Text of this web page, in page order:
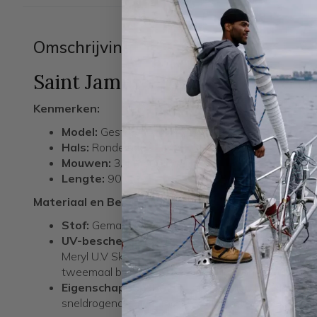
Omschrijving
Saint James Propriano
Kenmerken:
Model: Gestreepte jurk
Hals: Ronde hals
Mouwen: 3/4 mouwen
Lengte: 90 cm
Materiaal en Bescherming:
Stof: Gemaakt van 91% Polyamide Meryl en 9%
UV-bescherming:
De jurk biedt UV-
Meryl U.V Skin-Protection technologie. Dit
tweemaal beter tegen schadelijke zonnestralen
Eigenschappen:
Het polyamide microfiber is
sneldrogend en ademend, wat zorgt voor extra